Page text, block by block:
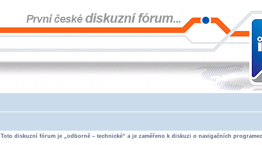
Toto diskuzní fórum je „odborně – technické“ a je zaměřeno k diskuzi o navigačních